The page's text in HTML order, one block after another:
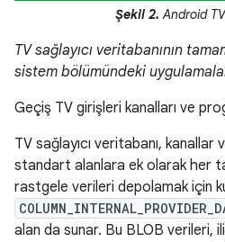
Şekil 2. Android TV
TV sağlayıcı veritabanının
sistem bölümündeki
Geçiş TV girişleri kanalları ve
TV sağlayıcı veritabanı,
standart alanlara ek olarak her
rastgele verileri depolamak için
alan da sunar. Bu BLOB verileri,